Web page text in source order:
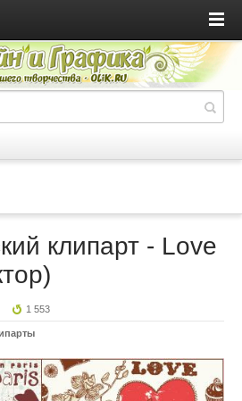
клипарт - Love
1 553